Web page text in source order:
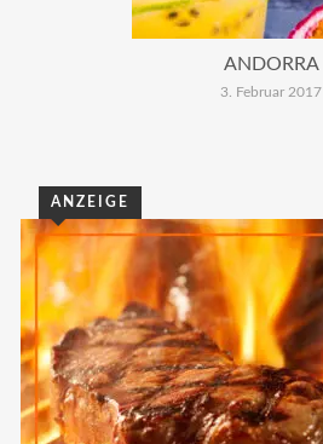
ANDORRA
3. Februar 2017
ANZEIGE